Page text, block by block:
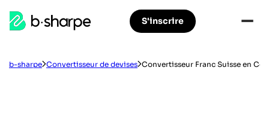
Aller
navigation
Aller
principal
b-
sharpe
S'inscrire
b-sharpe Convertisseur de devises Convertisseur Franc Suisse en